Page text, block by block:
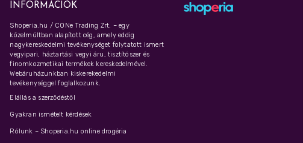
INFORMÁCIÓK
Shoperia.hu / CONe Trading Zrt. – egy
közelmúltban alapított cég, amely eddig
nagykereskedelmi tevékenységet folytatott ismert
vegyipari, háztartási vegyi áru, tisztítószer és
finomkozmetikai termékek kereskedelmével.
Webáruházunkban kiskerekedelmi
tevékenységgel foglalkozunk.
Elállás a szerződéstől
Gyakran ismételt kérdések
Rólunk – Shoperia.hu online drogéria